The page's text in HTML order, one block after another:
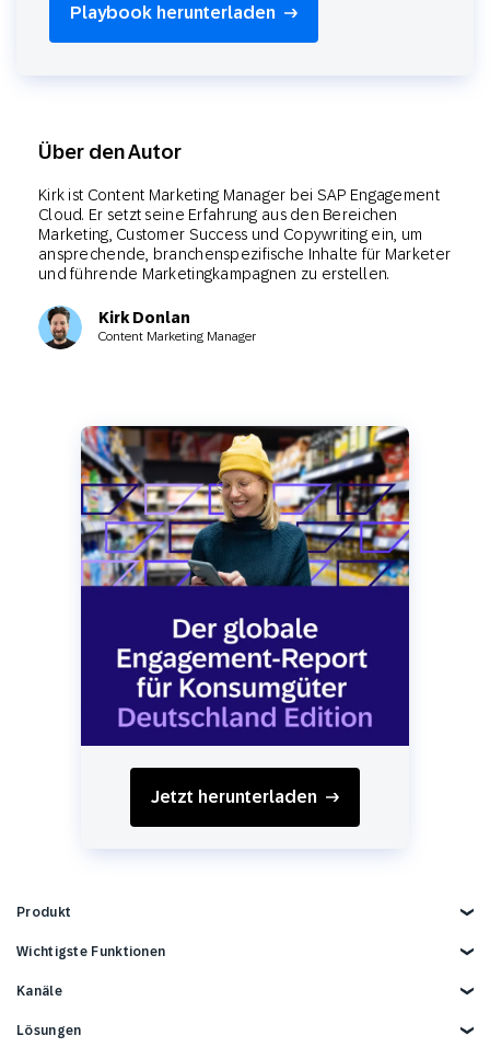
Playbook herunterladen
Über den Autor
Kirk ist Content Marketing Manager bei SAP Engagement
Cloud. Er setzt seine Erfahrung aus den Bereichen
Marketing, Customer Success und Copywriting ein, um
ansprechende, branchenspezifische Inhalte für Marketer
und führende Marketingkampagnen zu erstellen.
Kirk Donlan
Content Marketing Manager
Jetzt herunterladen
Produkt
Produkt kennenlernen
Wichtigste Funktionen
Kund*innendaten
Personalisierung
Kanäle
E-Mail
Lösungen